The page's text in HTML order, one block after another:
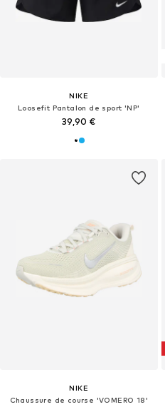
NIKE
Loosefit Pantalon de sport 'NP'
39,90 €
NIKE
Chaussure de course 'VOMERO 18'